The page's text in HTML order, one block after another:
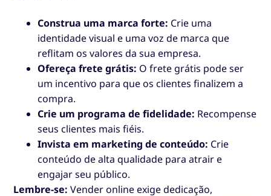
Construa uma marca forte: Crie uma
identidade visual e uma voz de marca que
reflitam os valores da sua empresa.
Ofereça frete grátis: O frete grátis pode ser
um incentivo para que os clientes finalizem a
compra.
Crie um programa de fidelidade: Recompense
seus clientes mais fiéis.
Invista em marketing de conteúdo: Crie
conteúdo de alta qualidade para atrair e
engajar seu público.
Lembre-se: Vender online exige dedicação,